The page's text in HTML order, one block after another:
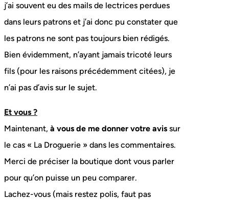
j’ai souvent eu des mails de lectrices perdues
dans leurs patrons et j’ai donc pu constater que
les patrons ne sont pas toujours bien rédigés.
Bien évidemment, n’ayant jamais tricoté leurs
fils (pour les raisons précédemment citées), je
n’ai pas d’avis sur le sujet.
Et vous ?
Maintenant, à vous de me donner votre avis sur
le cas « La Droguerie » dans les commentaires.
Merci de préciser la boutique dont vous parler
pour qu’on puisse un peu comparer.
Lachez-vous (mais restez polis, faut pas